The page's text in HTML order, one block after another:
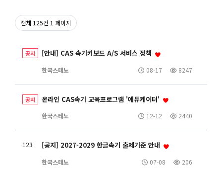
전체 125건 1 페이지
공지 [안내] CAS 속기키보드 A/S 서비스 정책
한국스테노 8247
08-17
공지 온라인 CAS속기 교육프로그램 '에듀케이터'
한국스테노 2440
12-12
123 [공지] 2027-2029 한글속기 출제기준 안내
한국스테노 206
07-08